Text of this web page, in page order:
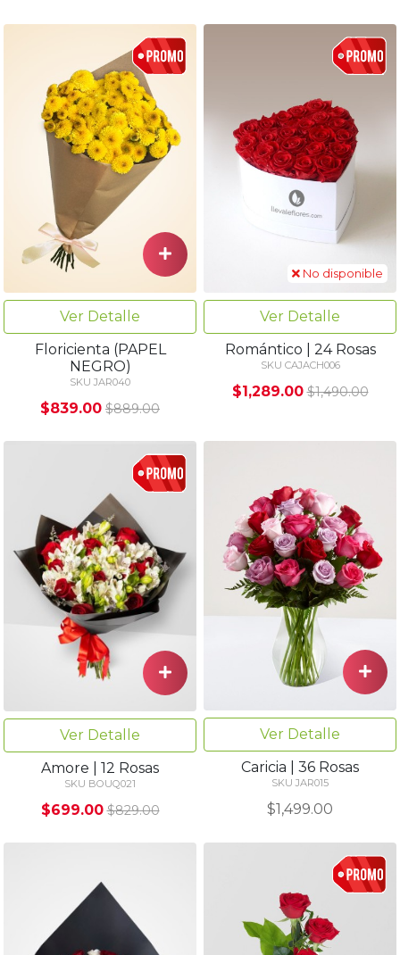
Ver Detalle
Floricienta (PAPEL
NEGRO)
SKU JAR040
$839.00 $889.00
No disponible
Ver Detalle
Romántico | 24 Rosas
SKU CAJACH006
$1,289.00 $1,490.00
Ver Detalle
Amore | 12 Rosas
SKU BOUQ021
$699.00 $829.00
Ver Detalle
Caricia | 36 Rosas
SKU JAR015
$1,499.00